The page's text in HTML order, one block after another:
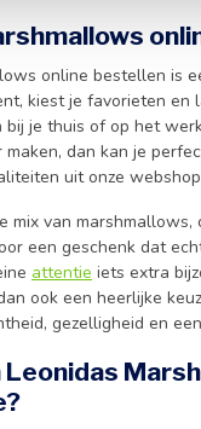
online bestellen is
kiest je favorieten en
bij je thuis of op het
dan kan je
uit onze
mix van marshmallows,
een geschenk dat
attentie iets extra
ook een heerlijke
gezelligheid en
Leonidas